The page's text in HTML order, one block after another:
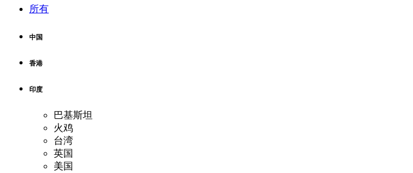
所有
中国
香港
印度
巴基斯坦
火鸡
台湾
英国
美国